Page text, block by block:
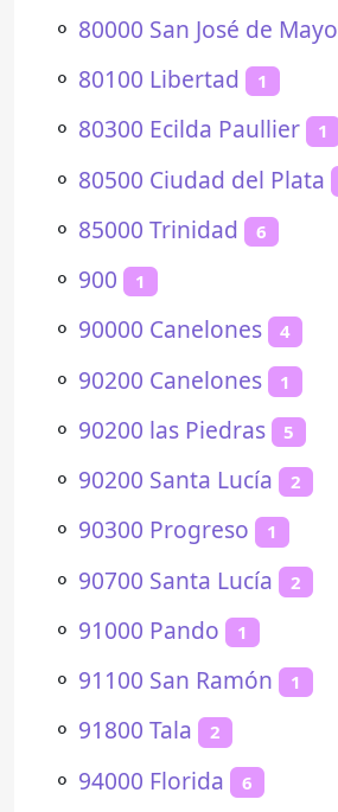
⚬ 80000 San José de Mayo
⚬ 80100 Libertad 1
⚬ 80300 Ecilda Paullier 1
⚬ 80500 Ciudad del Plata
⚬ 85000 Trinidad 6
⚬ 900 1
⚬ 90000 Canelones 4
⚬ 90200 Canelones 1
⚬ 90200 las Piedras 5
⚬ 90200 Santa Lucía 2
⚬ 90300 Progreso 1
⚬ 90700 Santa Lucía 2
⚬ 91000 Pando 1
⚬ 91100 San Ramón 1
⚬ 91800 Tala 2
⚬ 94000 Florida 6